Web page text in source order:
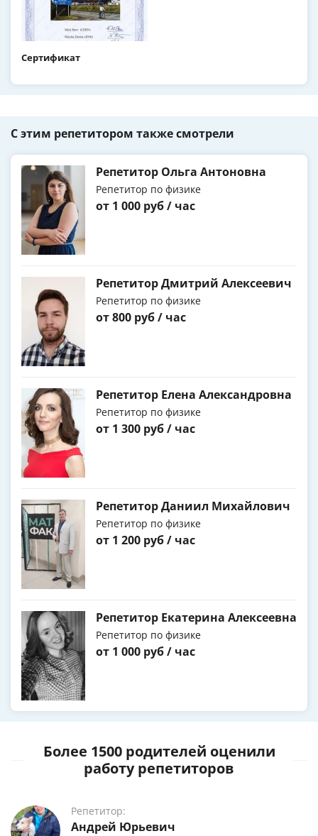
Сертификат
С этим репетитором также смотрели
Репетитор Ольга Антоновна
Репетитор по физике
от 1 000 руб / час
Репетитор Дмитрий Алексеевич
Репетитор по физике
от 800 руб / час
Репетитор Елена Александровна
Репетитор по физике
от 1 300 руб / час
Репетитор Даниил Михайлович
Репетитор по физике
от 1 200 руб / час
Репетитор Екатерина Алексеевна
Репетитор по физике
от 1 000 руб / час
Более 1500 родителей оценили
работу репетиторов
Репетитор:
Андрей Юрьевич